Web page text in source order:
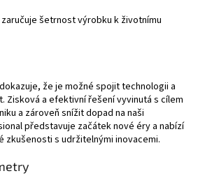
zaručuje šetrnost výrobku k životnímu
dokazuje, že je možné spojit technologii a
Zisková a efektivnířešení vyvinutá s cílem
a zároveň snížit dopad na naši
představuje začátek nové éry a nabízí
zkušenosti s udržitelnými inovacemi.